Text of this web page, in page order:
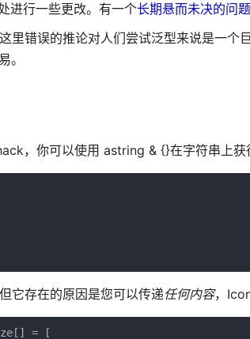
进行一些更改。有一个长期悬而未决的问题
里错误的推论对人们尝试泛型来说是一
。
，你可以使用 astring & {}在字符串上获
它存在的原因是您可以传递任何内容，
= [